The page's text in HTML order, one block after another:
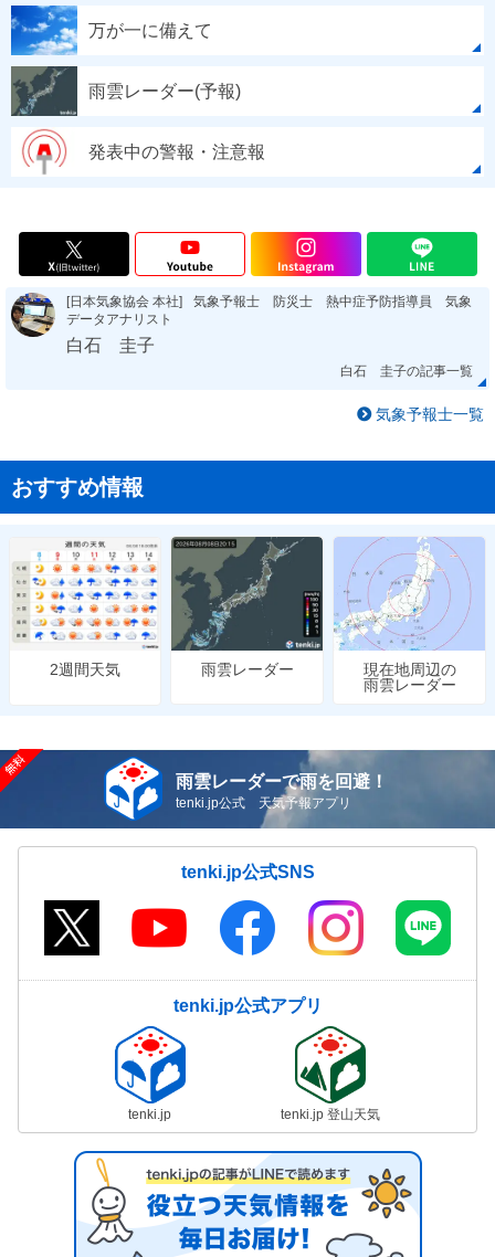
万が一に備えて
雨雲レーダー(予報)
発表中の警報・注意報
[日本気象協会 本社]
気象予報士 防災士 熱中症予防指導員 気象
データアナリスト
白石 圭子
白石 圭子の記事一覧
気象予報士一覧
おすすめ情報
2週間天気 雨雲レーダー
現在地周辺の
雨雲レーダー
雨雲レーダーで雨を回避！
tenki.jp公式 天気予報アプリ
tenki.jp公式SNS
tenki.jp公式アプリ
tenki.jp tenki.jp 登山天気